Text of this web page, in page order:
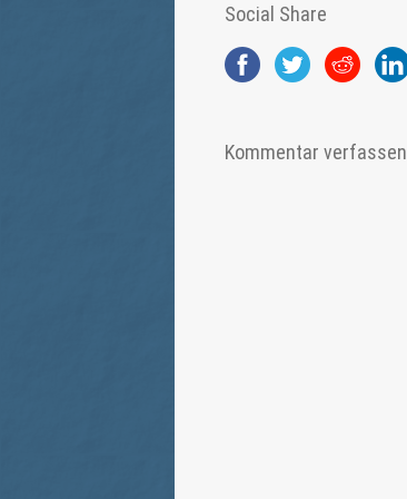
Social Share
Kommentar verfassen